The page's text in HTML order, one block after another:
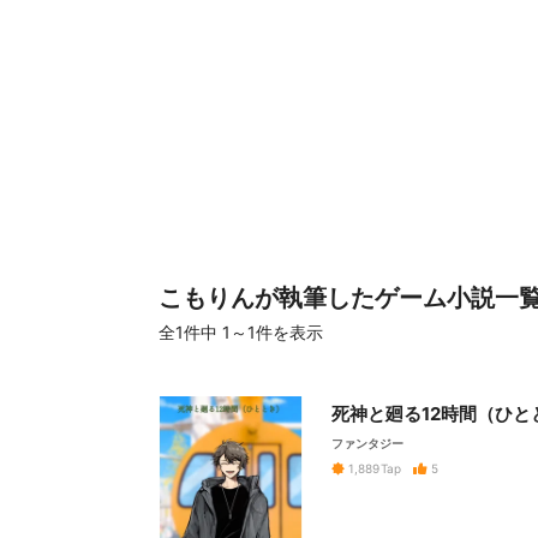
こもりんが執筆したゲーム小説一
全1件中 1～1件を表示
死神と廻る12時間（ひと
ファンタジー
1,889Tap 5